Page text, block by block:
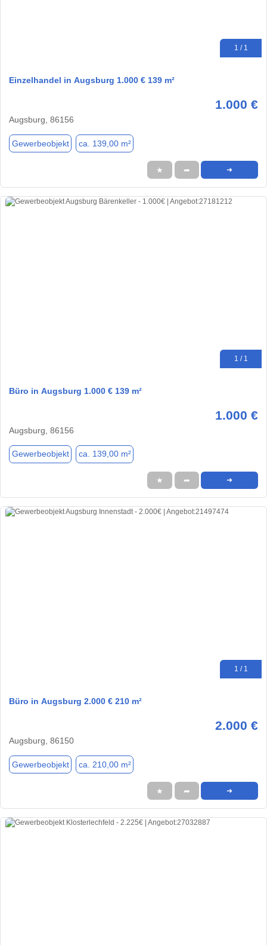
1 / 1
Einzelhandel in Augsburg 1.000 € 139 m²
1.000 €
Augsburg, 86156
Gewerbeobjekt ca. 139,00 m²
★ ➦ ➜
1 / 1
Büro in Augsburg 1.000 € 139 m²
1.000 €
Augsburg, 86156
Gewerbeobjekt ca. 139,00 m²
★ ➦ ➜
1 / 1
Büro in Augsburg 2.000 € 210 m²
2.000 €
Augsburg, 86150
Gewerbeobjekt ca. 210,00 m²
★ ➦ ➜